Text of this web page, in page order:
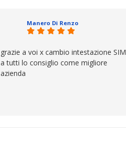
se avete bisogno siete in ottime mani.
Manero Di Renzo
grazie a voi x cambio intestazione SIM
a tutti lo consiglio come migliore
azienda